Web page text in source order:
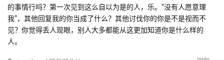
的事情行吗？第一次见到这么自以为是的人，乐。“没有人愿意理
我”，其他回复我的你当成了什么？其他讨伐你的你是不是视而不
见？你觉得丢人现眼，别人大多都能从这更加知道你是什么样的
人。